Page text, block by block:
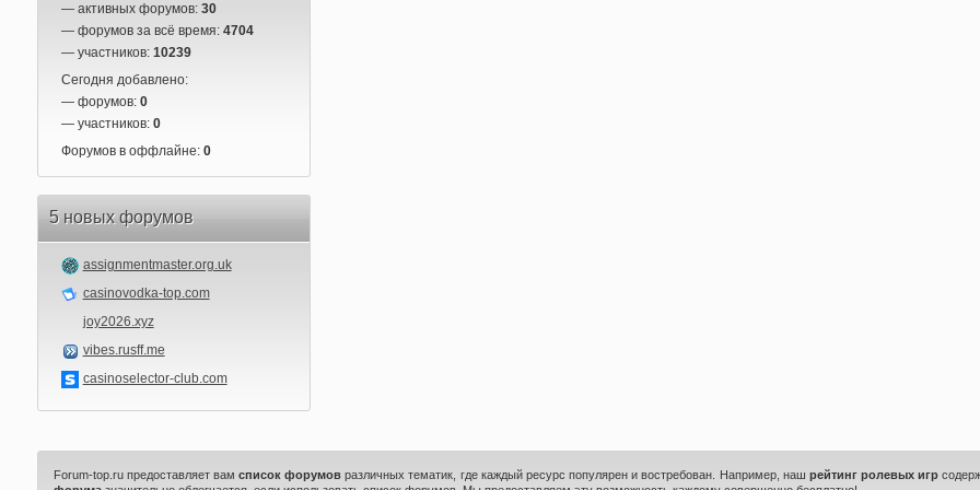
— активных форумов: 30
— форумов за всё время: 4704
— участников: 10239
Сегодня добавлено:
— форумов: 0
— участников: 0
Форумов в оффлайне: 0
5 новых форумов
assignmentmaster.org.uk
casinovodka-top.com
joy2026.xyz
vibes.rusff.me
casinoselector-club.com
Forum-top.ru предоставляет вамсписок форумов различных тематик, где каждый ресурс популярен и востребован. Например, наш рейтинг ролевых игр